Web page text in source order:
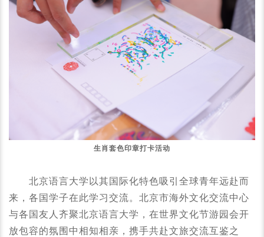
生肖套色印章打卡活动
北京语言大学以其国际化特色吸引全球青年远赴而
来，各国学子在此学习交流。北京市海外文化交流中心
与各国友人齐聚北京语言大学，在世界文化节游园会开
放包容的氛围中相知相亲，携手共赴文旅交流互鉴之